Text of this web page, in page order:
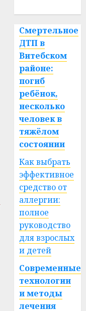
Смертельное
ДТП в
Витебском
районе:
погиб
ребёнок,
несколько
человек в
тяжёлом
состоянии
Как выбрать
эффективное
средство от
аллергии:
полное
руководство
для взрослых
и детей
Современные
технологии
и методы
лечения